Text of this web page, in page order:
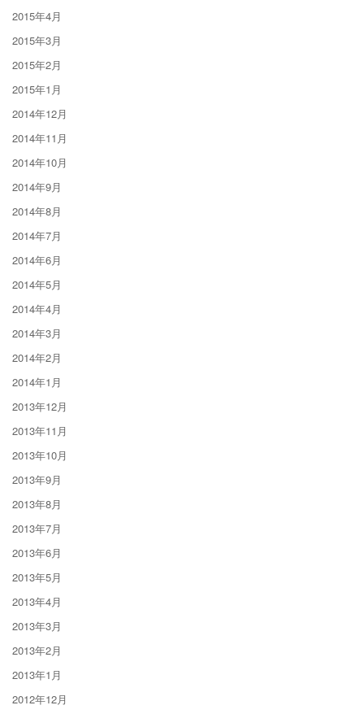
2015年4月
2015年3月
2015年2月
2015年1月
2014年12月
2014年11月
2014年10月
2014年9月
2014年8月
2014年7月
2014年6月
2014年5月
2014年4月
2014年3月
2014年2月
2014年1月
2013年12月
2013年11月
2013年10月
2013年9月
2013年8月
2013年7月
2013年6月
2013年5月
2013年4月
2013年3月
2013年2月
2013年1月
2012年12月